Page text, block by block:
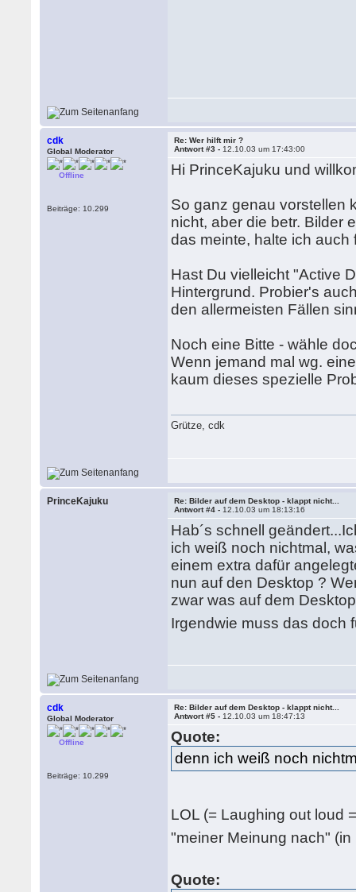
cdk
Global Moderator
Offline
Beiträge: 10.299
Re: Wer hilft mir ?
Antwort #3 - 12.10.03 um 17:43:00
Hi PrinceKajuku und
So ganz genau vorstellen
nicht, aber die betr. Bilder
das meinte, halte ich auch
Hast Du vielleicht "Active
Hintergrund. Probier's
den allermeisten Fällen
Noch eine Bitte - wähle
Wenn jemand mal wg.
kaum dieses spezielle
Grütze, cdk
PrinceKajuku
Re: Bilder auf dem Desktop - klappt nicht...
Antwort #4 - 12.10.03 um 18:13:16
Hab´s schnell
ich weiß noch nichtmal,
einem extra dafür
nun auf den Desktop ?
zwar was auf dem
Irgendwie muss das
cdk
Global Moderator
Offline
Beiträge: 10.299
Re: Bilder auf dem Desktop - klappt nicht...
Antwort #5 - 12.10.03 um 18:47:13
Quote:
denn ich weiß noch
LOL (= Laughing out loud
"meiner Meinung nach"
Quote: